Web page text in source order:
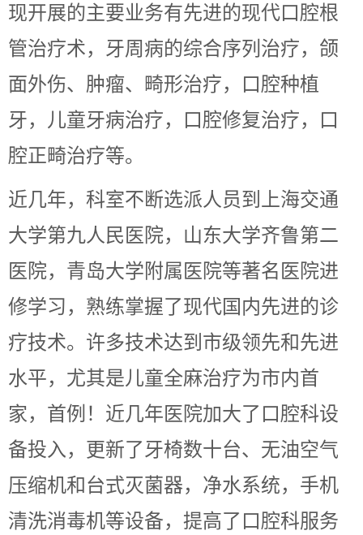
现开展的主要业务有先进的现代口腔根
管治疗术，牙周病的综合序列治疗，颌
面外伤、肿瘤、畸形治疗，口腔种植
牙，儿童牙病治疗，口腔修复治疗，口
腔正畸治疗等。
近几年，科室不断选派人员到上海交通
大学第九人民医院，山东大学齐鲁第二
医院，青岛大学附属医院等著名医院进
修学习，熟练掌握了现代国内先进的诊
疗技术。许多技术达到市级领先和先进
水平，尤其是儿童全麻治疗为市内首
家，首例！近几年医院加大了口腔科设
备投入，更新了牙椅数十台、无油空气
压缩机和台式灭菌器，净水系统，手机
清洗消毒机等设备，提高了口腔科服务